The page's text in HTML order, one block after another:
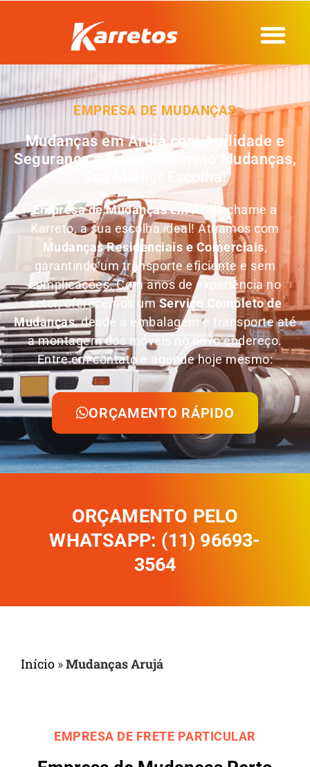
EMPRESA DE MUDANÇAS
Mudanças em Arujá com Agilidade e
Segurança, Chame a Karreto Mudanças,
Sua Melhor Escolha!
Empresa de Mudanças emArujáchame a
Karreto, a sua escolha ideal! Atuamos com
Mudanças Residenciais e Comerciais,
garantindo um transporte eficiente e sem
complicações. Com anos de experiência no
setor, oferecemos umServiço Completo de
Mudanças, desde a embalagem e transporte até
a montagem dos móveis no novo endereço.
Entre em contato e agende hoje mesmo:
ORÇAMENTO RÁPIDO
ORÇAMENTO PELO
WHATSAPP: (11) 96693-
3564
Início »Mudanças Arujá
EMPRESA DE FRETE PARTICULAR